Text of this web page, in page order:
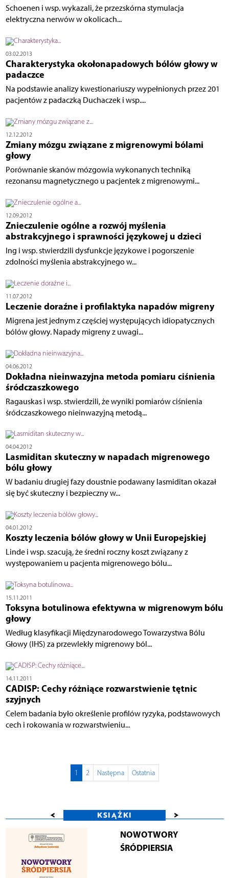
Schoenen i wsp. wykazali, że przezskórna stymulacja
elektryczna nerwów w okolicach...
03.02.2013
Charakterystyka okołonapadowych bólów głowy w
padaczce
Na podstawie analizy kwestionariuszy wypełnionych przez 201
pacjentów z padaczką Duchaczek i wsp....
12.12.2012
Zmiany mózgu związane z migrenowymi bólami
głowy
Porównanie skanów mózgowia wykonanych techniką
rezonansu magnetycznego u pacjentek z migrenowymi...
12.09.2012
Znieczulenie ogólne a rozwój myślenia
abstrakcyjnego i sprawności językowej u dzieci
Ing i wsp. stwierdzili dysfunkcje językowe i pogorszenie
zdolności myślenia abstrakcyjnego w...
11.07.2012
Leczenie doraźne i profilaktyka napadów migreny
Migrena jest jednym z częściej występujących idiopatycznych
bólów głowy. Napady migreny z uwagi...
04.06.2012
Dokładna nieinwazyjna metoda pomiaru ciśnienia
śródczaszkowego
Ragauskas i wsp. stwierdzili, że wyniki pomiarów ciśnienia
śródczaszkowego nieinwazyjną metodą...
04.04.2012
Lasmiditan skuteczny w napadach migrenowego
bólu głowy
W badaniu drugiej fazy doustnie podawany lasmiditan okazał
się być skuteczny i bezpieczny w...
04.01.2012
Koszty leczenia bólów głowy w Unii Europejskiej
Linde i wsp. szacują, że średni roczny koszt związany z
występowaniem u pacjenta migrenowego bólu...
15.11.2011
Toksyna botulinowa efektywna w migrenowym bólu
głowy
Według klasyfikacji Międzynarodowego Towarzystwa Bólu
Głowy (IHS) za przewlekły migrenowy ból...
14.11.2011
CADISP: Cechy różniące rozwarstwienie tętnic
szyjnych
Celem badania było określenie profilów ryzyka, podstawowych
cech i rokowania w rozwarstwieniu...
1 2 Następna Ostatnia
< KSIĄŻKI >
NOWOTWORY
ŚRÓDPIERSIA